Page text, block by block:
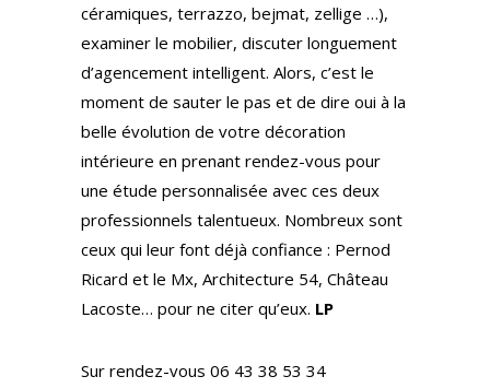
céramiques, terrazzo, bejmat, zellige …),
examiner le mobilier, discuter longuement
d’agencement intelligent. Alors, c’est le
moment de sauter le pas et de dire oui à la
belle évolution de votre décoration
intérieure en prenant rendez-vous pour
une étude personnalisée avec ces deux
professionnels talentueux. Nombreux sont
ceux qui leur font déjà confiance : Pernod
Ricard et le Mx, Architecture 54, Château
Lacoste… pour ne citer qu’eux. LP
Sur rendez-vous 06 43 38 53 34